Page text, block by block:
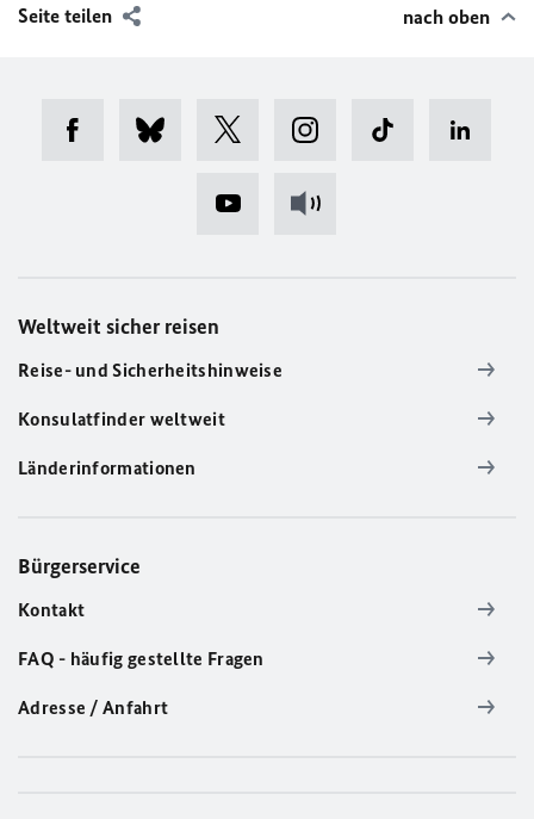
Seite teilen nach oben
Weltweit sicher reisen
Reise- und Sicherheitshinweise
Konsulatfinder weltweit
Länderinformationen
Bürgerservice
Kontakt
FAQ - häufig gestellte Fragen
Adresse / Anfahrt